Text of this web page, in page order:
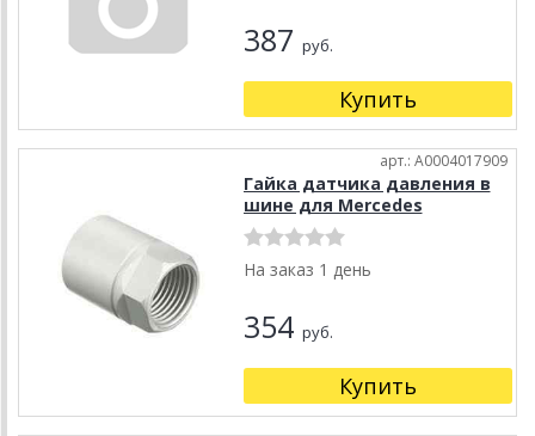
387 руб.
Купить
арт.: A0004017909
Гайка датчика давления в
шине для Mercedes
На заказ 1 день
354 руб.
Купить